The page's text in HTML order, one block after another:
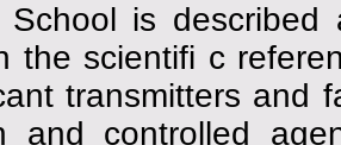
School is
the scientifi c
transmitters and
and controlled